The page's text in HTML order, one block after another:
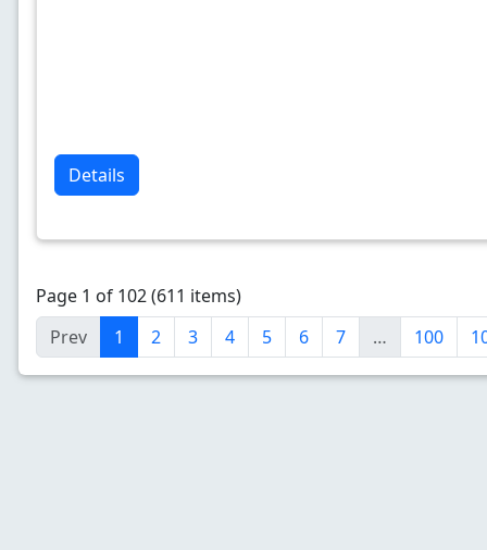
Details
Page 1 of 102 (611 items)
Prev
1 2 3 4 5 6 7 … 100